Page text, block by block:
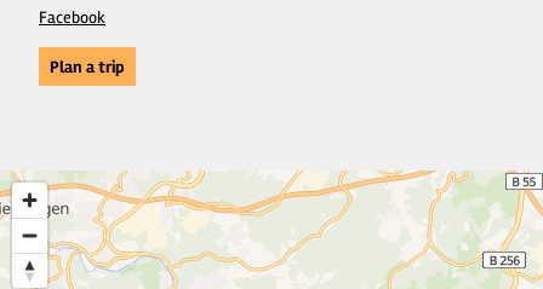
Facebook
Plan a trip
2 2